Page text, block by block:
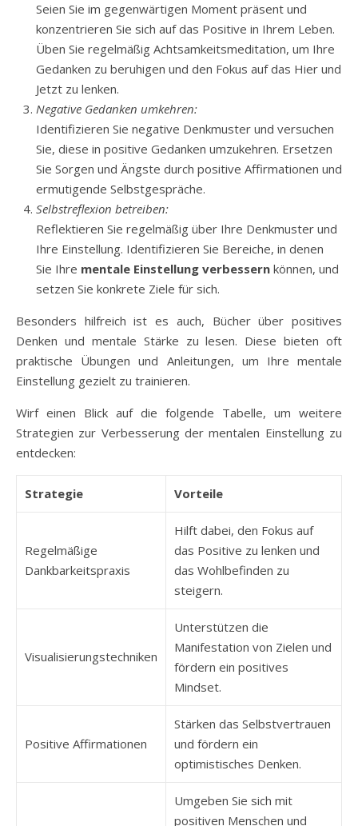
Seien Sie im gegenwärtigen Moment präsent und
konzentrieren Sie sich auf das Positive in Ihrem Leben.
Üben Sie regelmäßig Achtsamkeitsmeditation, um Ihre
Gedanken zu beruhigen und den Fokus auf das Hier und
Jetzt zu lenken.
Negative Gedanken umkehren:
Identifizieren Sie negative Denkmuster und versuchen
Sie, diese in positive Gedanken umzukehren. Ersetzen
Sie Sorgen und Ängste durch positive Affirmationen und
ermutigende Selbstgespräche.
Selbstreflexion betreiben:
Reflektieren Sie regelmäßig über Ihre Denkmuster und
Ihre Einstellung. Identifizieren Sie Bereiche, in denen
Sie Ihre mentale Einstellung verbessern können, und
setzen Sie konkrete Ziele für sich.
Besonders hilfreich ist es auch, Bücher über positives
Denken und mentale Stärke zu lesen. Diese bieten oft
praktische Übungen und Anleitungen, um Ihre mentale
Einstellung gezielt zu trainieren.
Wirf einen Blick auf die folgende Tabelle, um weitere
Strategien zur Verbesserung der mentalen Einstellung zu
entdecken:
Strategie Vorteile
Regelmäßige
Dankbarkeitspraxis
Hilft dabei, den Fokus auf
das Positive zu lenken und
das Wohlbefinden zu
steigern.
Visualisierungstechniken
Unterstützen die
Manifestation von Zielen und
fördern ein positives
Mindset.
Positive Affirmationen
Stärken das Selbstvertrauen
und fördern ein
optimistisches Denken.
Umgeben Sie sich mit
positiven Menschen und